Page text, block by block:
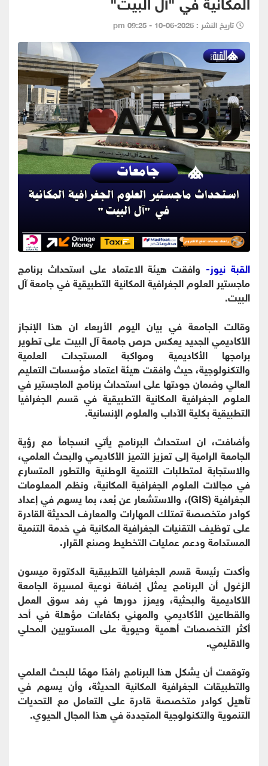
تاريخ النشر : 2026-06-10 - 09:25 pm
القبة نيوز-وافقت هيئة الاعتماد على استحداث برنامج
ماجستير العلوم الجغرافية المكانية التطبيقية في جامعة آل
البيت.
وقالت الجامعة في بيان اليوم الأربعاء ان هذا الإنجاز
الأكاديمي الجديد يعكس حرص جامعة آل البيت على تطوير
برامجها الأكاديمية ومواكبة المستجدات العلمية
والتكنولوجية، حيث وافقت هيئة اعتماد مؤسسات التعليم
العالي وضمان جودتها على استحداث برنامج الماجستير في
العلوم الجغرافية المكانية التطبيقية في قسم الجغرافيا
التطبيقية بكلية الآداب والعلوم الإنسانية.
وأضافت، ان استحداث البرنامج يأتي انسجاماً مع رؤية
الجامعة الرامية إلى تعزيز التميز الأكاديمي والبحث العلمي،
والاستجابة لمتطلبات التنمية الوطنية والتطور المتسارع
في مجالات العلوم الجغرافية المكانية، ونظم المعلومات
الجغرافية (GIS)، والاستشعار عن بُعد، بما يسهم في إعداد
كوادر متخصصة تمتلك المهارات والمعارف الحديثة القادرة
على توظيف التقنيات الجغرافية المكانية في خدمة التنمية
المستدامة ودعم عمليات التخطيط وصنع القرار.
وأكدت رئيسة قسم الجغرافيا التطبيقية الدكتورة ميسون
الزغول أن البرنامج يمثل إضافة نوعية لمسيرة الجامعة
الأكاديمية والبحثية، ويعزز دورها في رفد سوق العمل
والقطاعين الأكاديمي والمهني بكفاءات مؤهلة في أحد
أكثر التخصصات أهمية وحيوية على المستويين المحلي
والاقليمي.
وتوقعت أن يشكل هذا البرنامج رافدًا مهمًا للبحث العلمي
والتطبيقات الجغرافية المكانية الحديثة، وأن يسهم في
تأهيل كوادر متخصصة قادرة على التعامل مع التحديات
التنموية والتكنولوجية المتجددة في هذا المجال الحيوي.